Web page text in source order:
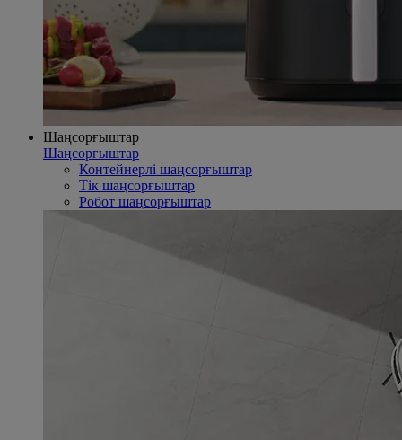
Шаңсорғыштар
Шаңсорғыштар
Контейнерлі шаңсорғыштар
Тік шаңсорғыштар
Робот шаңсорғыштар